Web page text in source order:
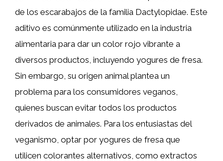
de los escarabajos de la familia Dactylopidae. Este
aditivo es comúnmente utilizado en la industria
alimentaria para dar un color rojo vibrante a
diversos productos, incluyendo yogures de fresa.
Sin embargo, su origen animal plantea un
problema para los consumidores veganos,
quienes buscan evitar todos los productos
derivados de animales. Para los entusiastas del
veganismo, optar por yogures de fresa que
utilicen colorantes alternativos, como extractos